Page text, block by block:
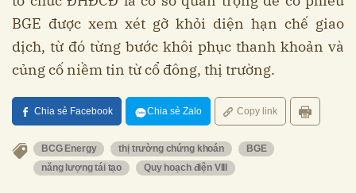
BGE được xem xét gỡ khỏi diện hạn chế giao
dịch, từ đó từng bước khôi phục thanh khoản và
củng cố niềm tin từ cổ đông, thị trường.
Chia sẻ Facebook Chia sẻ Zalo Copy link
BCG Energy thị trường chứng khoán
BGE
năng lượng tái tạo
Quy hoạch điện VIII